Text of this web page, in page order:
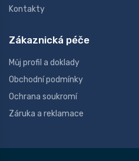
Kontakty
Zákaznická péče
Můj profil a doklady
Obchodní podmínky
Ochrana soukromí
Záruka a reklamace